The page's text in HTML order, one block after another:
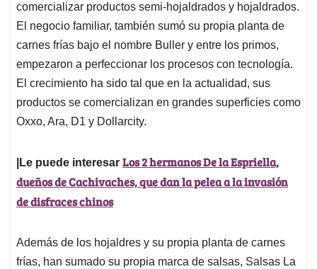
comercializar productos semi-hojaldrados y hojaldrados.
El negocio familiar, también sumó su propia planta de
carnes frías bajo el nombre Buller y entre los primos,
empezaron a perfeccionar los procesos con tecnología.
El crecimiento ha sido tal que en la actualidad, sus
productos se comercializan en grandes superficies como
Oxxo, Ara, D1 y Dollarcity.
|Le puede interesar Los 2 hermanos De la Espriella,
dueños de Cachivaches, que dan la pelea a la invasión
de disfraces chinos
Además de los hojaldres y su propia planta de carnes
frías, han sumado su propia marca de salsas, Salsas La